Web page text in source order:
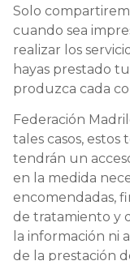
Solo
cuando sea
realizar los
hayas prestado
produzca cada
Federación
tales casos, estos
tendrán un
en la medida
encomendadas,
de tratamiento y
la información ni
de la prestación